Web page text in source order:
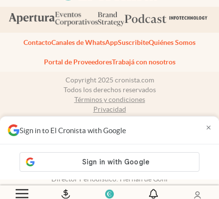
Sign in to El Cronista with Google ×
ContactoCanales de WhatsAppSuscribiteQuiénes Somos
Portal de ProveedoresTrabajá con nosotros
Copyright 2025 cronista.com
Todos los derechos reservados
Términos y condiciones
Privacidad
Tel: +54 11 7078-3270
propiedad intelectual: 56576959
Director Periodístico: Hernán de Goñi